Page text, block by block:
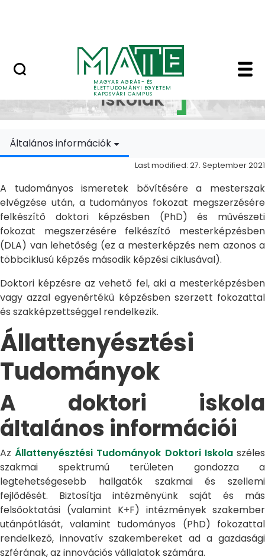
MAGYAR AGRÁR- ÉS
ÉLETTUDOMÁNYI EGYETEM
KAPOSVÁRI CAMPUS
Doktori Iskolák -
Doktori
Iskolák
Általános információk
Last modified: 27. September 2021
A tudományos ismeretek bővítésére a mesterszak
elvégzése után, a tudományos fokozat megszerzésére
felkészítő doktori képzésben (PhD) és művészeti
fokozat megszerzésére felkészítő mesterképzésben
(DLA) van lehetőség (ez a mesterképzés nem azonos a
többciklusú képzés második képzési ciklusával).
Doktori képzésre az vehető fel, aki a mesterképzésben
vagy azzal egyenértékű képzésben szerzett fokozattal
és szakképzettséggel rendelkezik.
Állattenyésztési
Tudományok
A doktori iskola
általános információi
AzÁllattenyésztési Tudományok Doktori Iskolaszéles
szakmai spektrumú területen gondozza a
legtehetségesebb hallgatók szakmai és szellemi
fejlődését. Biztosítja intézményünk saját és más
felsőoktatási (valamint K+F) intézmények szakember
utánpótlását, valamint tudományos (PhD) fokozattal
rendelkező, innovatív szakembereket ad a gazdasági
szférának, az innovációs vállalatok számára.